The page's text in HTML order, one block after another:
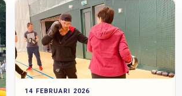
14 FEBRUARI 2026